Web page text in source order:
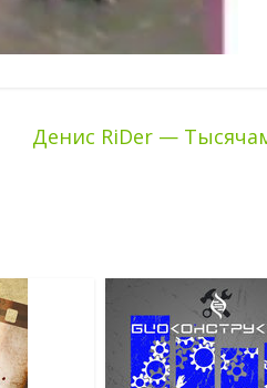
Денис RiDer —